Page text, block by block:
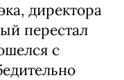
директора
перестал
с